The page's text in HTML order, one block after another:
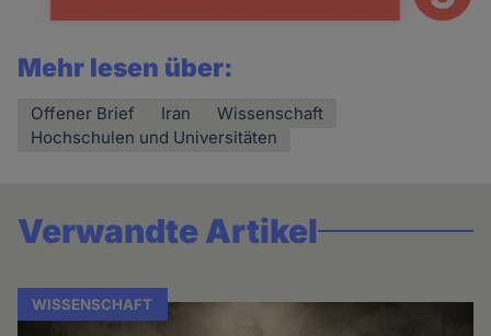
Mehr lesen über:
Offener Brief Iran
Wissenschaft
Hochschulen und Universitäten
Verwandte Artikel
WISSENSCHAFT